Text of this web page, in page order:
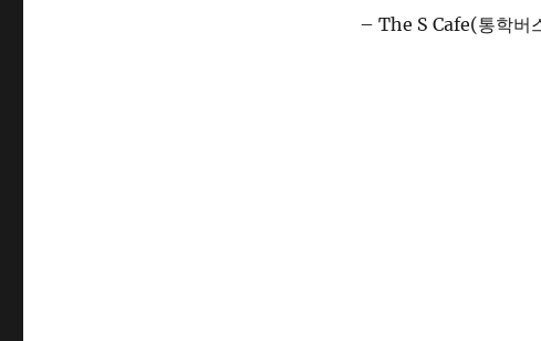
– The S Cafe(통학버